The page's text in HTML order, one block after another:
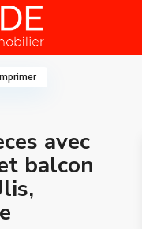
avec
balcon
Imprimer